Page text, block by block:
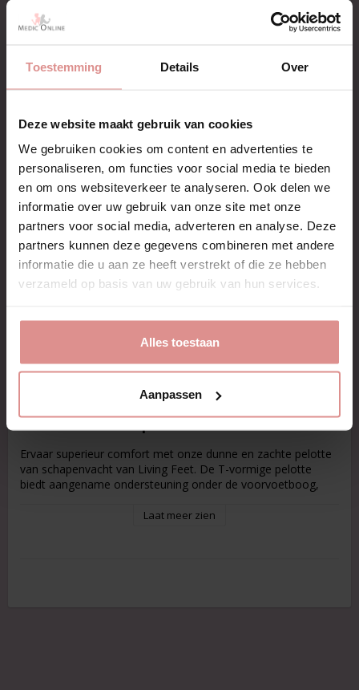
Toestemming Details Over
Deze website maakt gebruik van cookies
We gebruiken cookies om content en advertenties te
personaliseren, om functies voor social media te bieden
en om ons websiteverkeer te analyseren. Ook delen we
informatie over uw gebruik van onze site met onze
partners voor social media, adverteren en analyse. Deze
partners kunnen deze gegevens combineren met andere
informatie die u aan ze heeft verstrekt of die ze hebben
verzameld op basis van uw gebruik van hun services.
Alles toestaan
Aanpassen
Maat
IN WINKELWAGEN
Slechts € 3,99 verzendkosten
4-8 werkdagen levertijd
30 dagen ruiltermijn
Snel antwoord via info@mediconline.nl
Merk
Living Feet
Merk
Living Feet
Ervaar superieur comfort met onze dunne en zachte pelotte
van schapenvacht van Living Feet. De T-vormige pelotte
biedt aangename ondersteuning onder de voorvoetboog,
Laat meer zien